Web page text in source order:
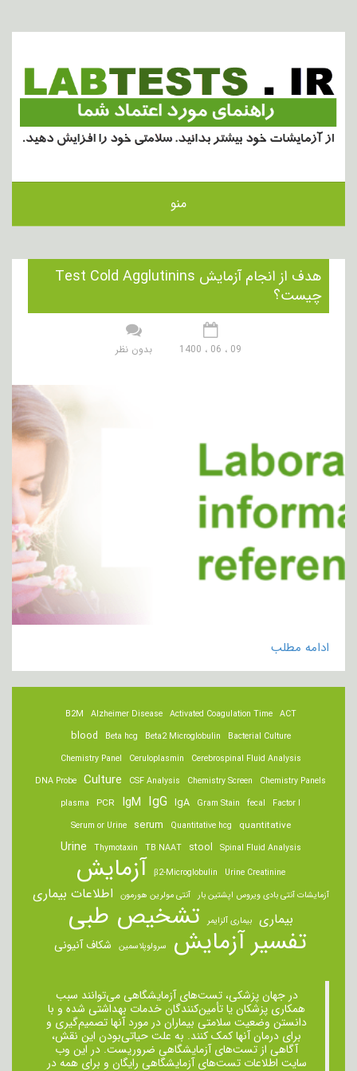
منو
هدف از انجام آزمایش Test Cold Agglutinins
چیست؟
09 ، 06 ، 1400 بدون نظر
ادامه مطلب
ACT
Activated Coagulation Time
Alzheimer Disease
B2M
Bacterial Culture
Beta2 Microglobulin
Beta hcg
blood
Cerebrospinal Fluid Analysis
Ceruloplasmin
Chemistry Panel
Chemistry Panels
Chemistry Screen
CSF Analysis
Culture
DNA Probe
Factor I
fecal
Gram Stain
IgA
IgG
IgM
PCR
plasma
quantitative
Quantitative hcg
serum
Serum or Urine
Spinal Fluid Analysis
stool
TB NAAT
Thymotaxin
Urine
Urine Creatinine
β2-Microglobulin آزمایش
آزمایشات آنتی بادی ویروس اپشتین بار آنتی مولرین هورمون اطلاعات بیماری
بیماری بیماری آلزایمر تشخیص طبی
تفسیر آزمایش سرولوپلاسمین شکاف آنیونی
در جهان پزشکی، تست‌های آزمایشگاهی می‌توانند سبب
همکاری پزشکان یا تأمین‌کنندگان خدمات بهداشتی شده و با
دانستن وضعیت سلامتی بیماران در مورد آنها تصمیم‌گیری و
برای درمان ‌آنها کمک کنند. به علت حیاتی‌بودن این نقش،
آگاهی از تست‌های آزمایشگاهی ضروریست. در این وب
سایت اطلاعات تست‌های آزمایشگاهی رایگان و برای همه در